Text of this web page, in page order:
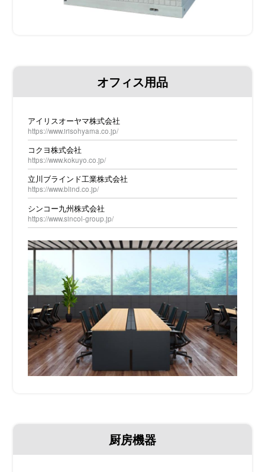
オフィス用品
アイリスオーヤマ株式会社
https://www.irisohyama.co.jp/
コクヨ株式会社
https://www.kokuyo.co.jp/
立川ブラインド工業株式会社
https://www.blind.co.jp/
シンコー九州株式会社
https://www.sincol-group.jp/
厨房機器